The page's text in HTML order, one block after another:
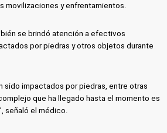
movilizaciones y enfrentamientos.
se brindó atención a efectivos
por piedras y otros objetos durante
sido impactados por piedras, entre otras
que ha llegado hasta el momento es
señaló el médico.